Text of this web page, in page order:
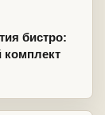
бистро:
комплект